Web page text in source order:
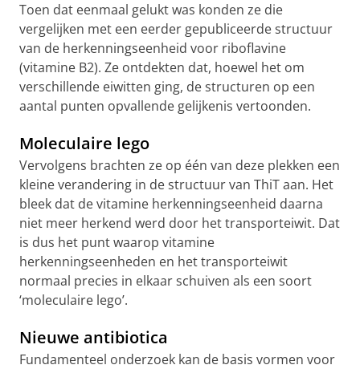
Toen dat eenmaal gelukt was konden ze die
vergelijken met een eerder gepubliceerde structuur
van de herkenningseenheid voor riboflavine
(vitamine B2). Ze ontdekten dat, hoewel het om
verschillende eiwitten ging, de structuren op een
aantal punten opvallende gelijkenis vertoonden.
Moleculaire lego
Vervolgens brachten ze op één van deze plekken een
kleine verandering in de structuur van ThiT aan. Het
bleek dat de vitamine herkenningseenheid daarna
niet meer herkend werd door het transporteiwit. Dat
is dus het punt waarop vitamine
herkenningseenheden en het transporteiwit
normaal precies in elkaar schuiven als een soort
‘moleculaire lego’.
Nieuwe antibiotica
Fundamenteel onderzoek kan de basis vormen voor